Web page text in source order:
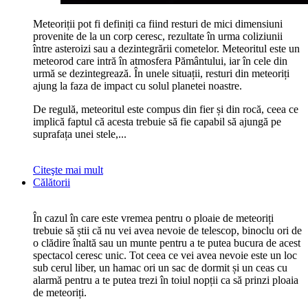
Meteoriții pot fi definiți ca fiind resturi de mici dimensiuni
provenite de la un corp ceresc, rezultate în urma coliziunii
între asteroizi sau a dezintegrării cometelor. Meteoritul este un
meteorod care intră în atmosfera Pământului, iar în cele din
urmă se dezintegrează. În unele situații, resturi din meteoriți
ajung la faza de impact cu solul planetei noastre.
De regulă, meteoritul este compus din fier și din rocă, ceea ce
implică faptul că acesta trebuie să fie capabil să ajungă pe
suprafața unei stele,...
Citeşte mai mult
Călătorii
În cazul în care este vremea pentru o ploaie de meteoriți
trebuie să știi că nu vei avea nevoie de telescop, binoclu ori de
o clădire înaltă sau un munte pentru a te putea bucura de acest
spectacol ceresc unic. Tot ceea ce vei avea nevoie este un loc
sub cerul liber, un hamac ori un sac de dormit și un ceas cu
alarmă pentru a te putea trezi în toiul nopții ca să prinzi ploaia
de meteoriți.